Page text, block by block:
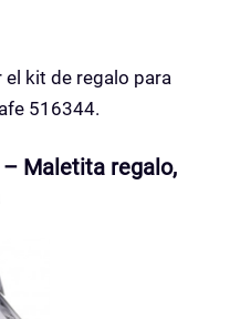
kit de regalo para
516344.
Maletita regalo,